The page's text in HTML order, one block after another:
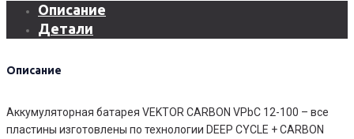
VEKTOR
CARBON
12-
Описание
Детали
Описание
Аккумуляторная батарея VEKTOR CARBON VPbC 12-100 – все
пластины изготовлены по технологии DEEP CYCLE + CARBON